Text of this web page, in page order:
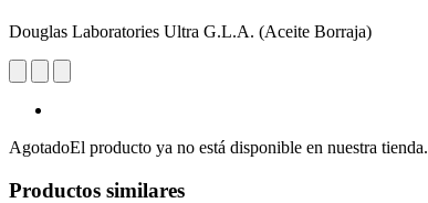
Douglas Laboratories Ultra G.L.A. (Aceite Borraja)
AgotadoEl producto ya no está disponible en nuestra tienda.
Productos similares